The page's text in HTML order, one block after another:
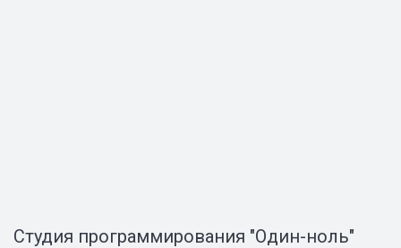
Студия программирования "Один-ноль"